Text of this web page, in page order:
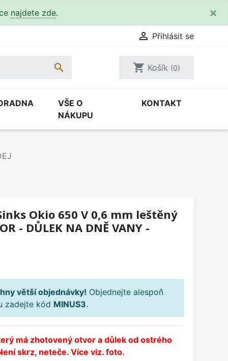
najdete zde. ×
 Přihlásit se
 shopping_cart Košík (0)
VŠE O
NÁKUPU
KONTAKT
Okio 650 V 0,6 mm leštěný
- DŮLEK NA DNĚ VANY -
větší objednávky! Objednejte alespoň
zadejte kód MINUS3.
má zhotovený otvor a důlek od ostrého
skrz, neteče. Více viz. foto.